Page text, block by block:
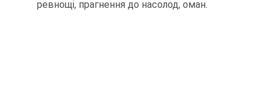
ревнощі, прагнення до насолод, оман.